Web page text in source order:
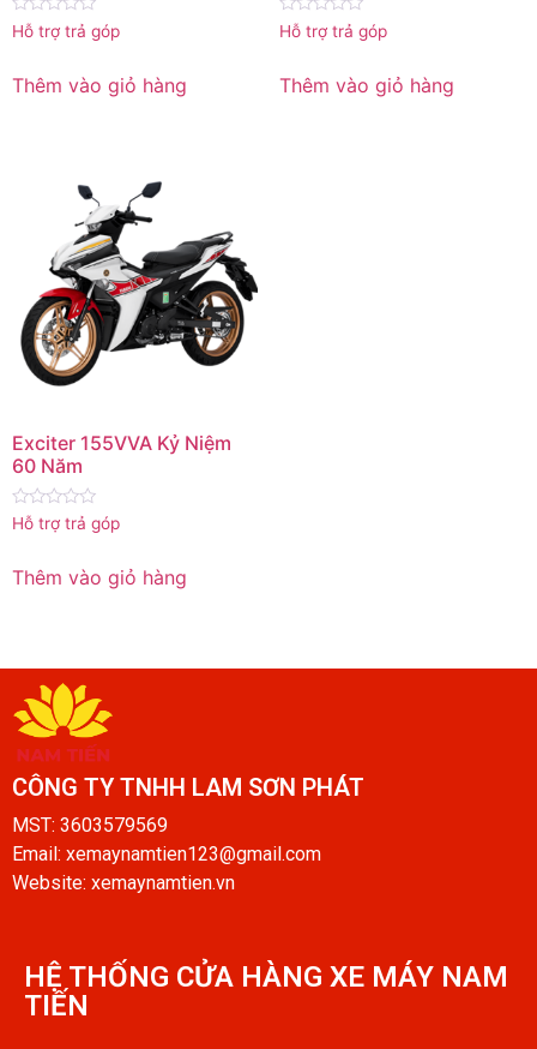
Được
xếp
Hỗ trợ trả góp
Thêm vào giỏ hàng
Được
xếp
Hỗ trợ trả góp
Thêm vào giỏ hàng
Exciter 155VVA Kỷ Niệm
60 Năm
Được
xếp
5
Hỗ trợ trả góp
Thêm vào giỏ hàng
CÔNG TY TNHH LAM SƠN PHÁT​
MST: 3603579569
Email: xemaynamtien123@gmail.com
Website: xemaynamtien.vn
HỆ THỐNG CỬA HÀNG XE MÁY NAM
TIẾN​